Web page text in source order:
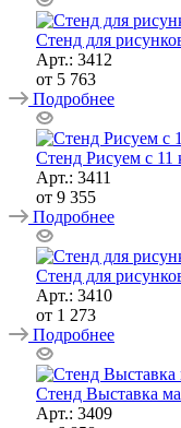
Стенд для
Арт.: 3412
от 5 763
Подробнее
Стенд Рисуем с 11
Арт.: 3411
от 9 355
Подробнее
Стенд для
Арт.: 3410
от 1 273
Подробнее
Стенд Выставка
Арт.: 3409